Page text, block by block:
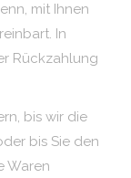
mit Ihnen
In
Rückzahlung
bis wir die
bis Sie den
Waren